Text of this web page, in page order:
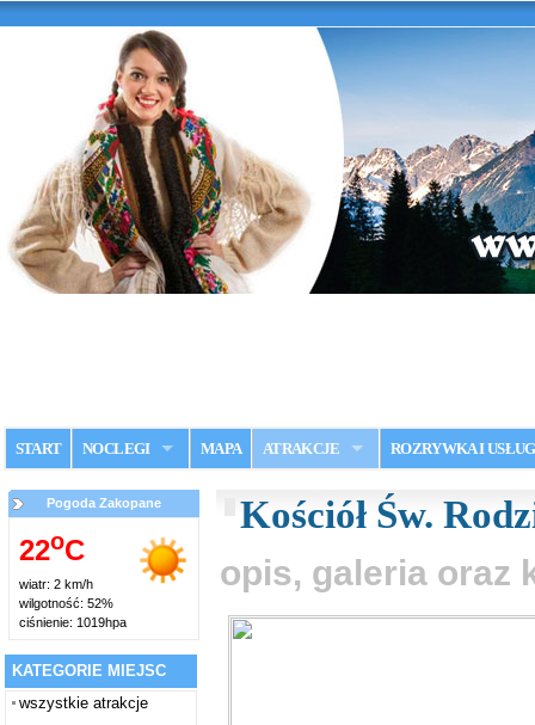
START NOCLEGI MAPA ATRAKCJE ROZRYWKA I
Pogoda Zakopane
22oC
wiatr: 2 km/h
wilgotność: 52%
ciśnienie: 1019hpa
KATEGORIE MIEJSC
wszystkie atrakcje
Kościół Św.
opis, galeria oraz